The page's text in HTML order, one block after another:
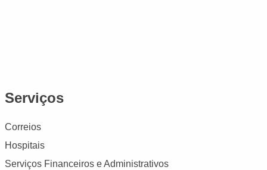
Serviços
Correios
Hospitais
Serviços Financeiros e Administrativos